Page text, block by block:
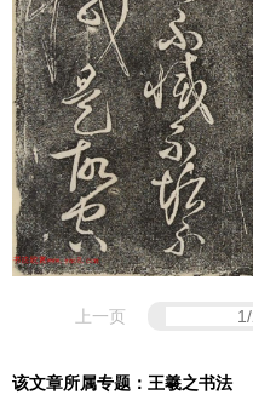
上一页
该文章所属专题： 王羲之书法